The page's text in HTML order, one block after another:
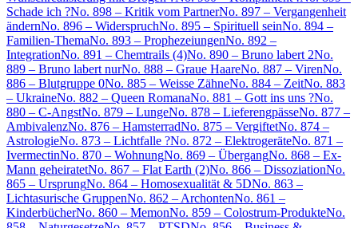
Schade ich ?No. 898 – Kritik vom PartnerNo. 897 – Vergangenheit
ändernNo. 896 – WiderspruchNo. 895 – Spirituell seinNo. 894 –
Familien-ThemaNo. 893 – ProphezeiungenNo. 892 –
IntegrationNo. 891 – Chemtrails (4)No. 890 – Bruno labert 2No.
889 – Bruno labert nurNo. 888 – Graue HaareNo. 887 – VirenNo.
886 – Blutgruppe 0No. 885 – Weisse ZähneNo. 884 – ZeitNo. 883
– UkraineNo. 882 – Queen RomanaNo. 881 – Gott ins uns ?No.
880 – C-AngstNo. 879 – LungeNo. 878 – LieferengpässeNo. 877 –
AmbivalenzNo. 876 – HamsterradNo. 875 – VergiftetNo. 874 –
AstrologieNo. 873 – Lichtfalle ?No. 872 – ElektrogeräteNo. 871 –
IvermectinNo. 870 – WohnungNo. 869 – ÜbergangNo. 868 – Ex-
Mann geheiratetNo. 867 – Flat Earth (2)No. 866 – DissoziationNo.
865 – UrsprungNo. 864 – Homosexualität & 5DNo. 863 –
Lichtasurische GruppenNo. 862 – ArchontenNo. 861 –
KinderbücherNo. 860 – MemonNo. 859 – Colostrum-ProdukteNo.